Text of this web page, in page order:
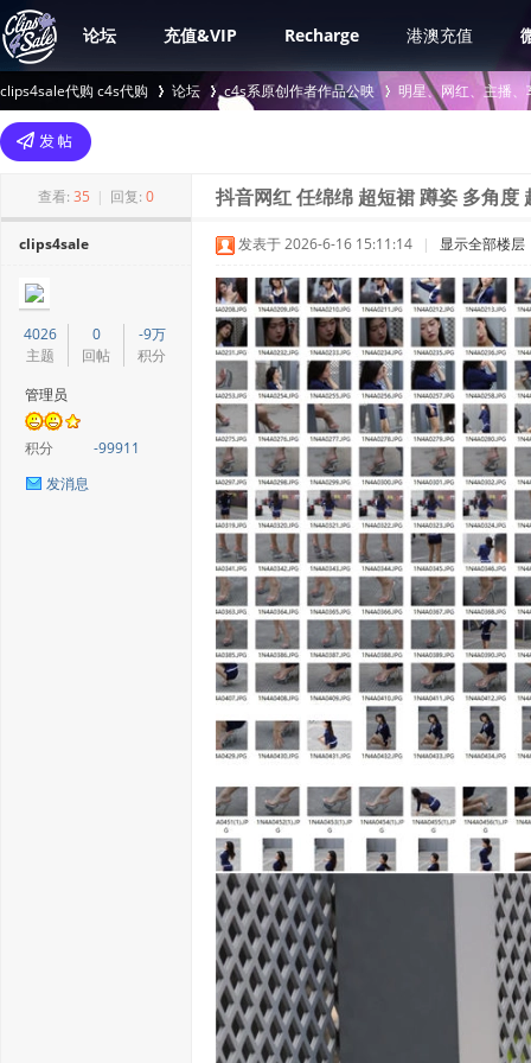
论坛 充值&VIP Recharge 港澳充值
clips4sale代购 c4s代购
>
论坛 c4s系原创作者作品公映
›
明星、网红、主播
查看: 35 | 回复: 0 抖音网红 任绵绵 超短裙 蹲姿 多角度
clips4sale
4026
主题
0
回帖
-9万
积分
管理员
积分
-99911
发消息
发表于 2026-6-16 15:11:14 | 显示全部楼层